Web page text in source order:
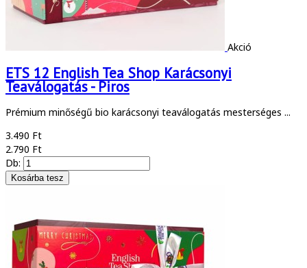
Akció
ETS 12 English Tea Shop Karácsonyi
Teaválogatás - Piros
Prémium minőségű bio karácsonyi teaválogatás mesterséges ...
3.490 Ft
2.790 Ft
Db: